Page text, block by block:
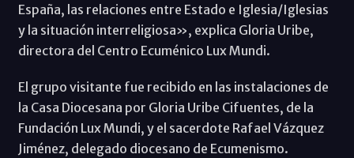
España, las relaciones entre Estado e Iglesia/Iglesias
y la situación interreligiosa», explica Gloria Uribe,
directora del Centro Ecuménico Lux Mundi.
El grupo visitante fue recibido en las instalaciones de
la Casa Diocesana por Gloria Uribe Cifuentes, de la
Fundación Lux Mundi, y el sacerdote Rafael Vázquez
Jiménez, delegado diocesano de Ecumenismo.